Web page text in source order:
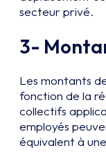
secteur privé.
3-
Les montants
fonction de la
collectifs
employés
équivalent à